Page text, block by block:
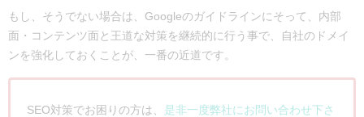
もし、そうでない場合は、Googleのガイドラインにそって、内部
面・コンテンツ面と王道な対策を継続的に行う事で、自社のドメイ
ンを強化しておくことが、一番の近道です。
SEO対策でお困りの方は、 是非一度弊社にお問い合わせ下さ